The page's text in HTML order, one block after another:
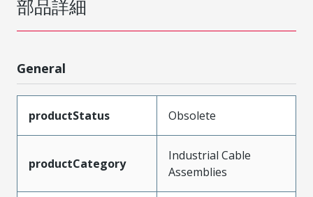
部品詳細
General
productStatus Obsolete
productCategory
Industrial Cable
Assemblies